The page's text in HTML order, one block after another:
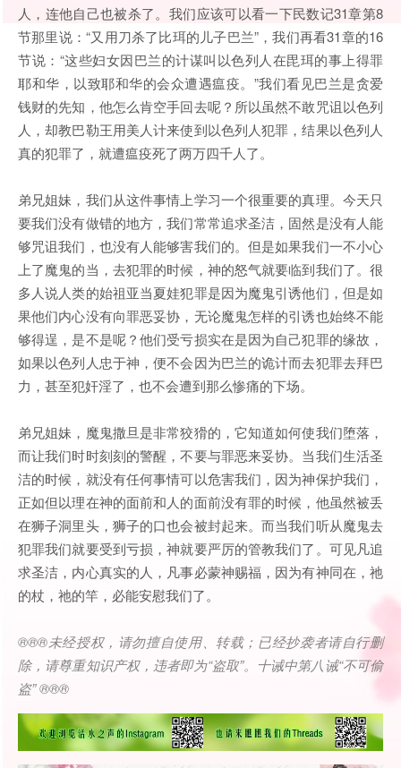
人，连他自己也被杀了。我们应该可以看一下民数记31章第8
节那里说：“又用刀杀了比珥的儿子巴兰”，我们再看31章的16
节说：“这些妇女因巴兰的计谋叫以色列人在毘珥的事上得罪
耶和华，以致耶和华的会众遭遇瘟疫。”我们看见巴兰是贪爱
钱财的先知，他怎么肯空手回去呢？所以虽然不敢咒诅以色列
人，却教巴勒王用美人计来使到以色列人犯罪，结果以色列人
真的犯罪了，就遭瘟疫死了两万四千人了。
弟兄姐妹，我们从这件事情上学习一个很重要的真理。今天只
要我们没有做错的地方，我们常常追求圣洁，固然是没有人能
够咒诅我们，也没有人能够害我们的。但是如果我们一不小心
上了魔鬼的当，去犯罪的时候，神的怒气就要临到我们了。很
多人说人类的始祖亚当夏娃犯罪是因为魔鬼引诱他们，但是如
果他们内心没有向罪恶妥协，无论魔鬼怎样的引诱也始终不能
够得逞，是不是呢？他们受亏损实在是因为自己犯罪的缘故，
如果以色列人忠于神，便不会因为巴兰的诡计而去犯罪去拜巴
力，甚至犯奸淫了，也不会遭到那么惨痛的下场。
弟兄姐妹，魔鬼撒旦是非常狡猾的，它知道如何使我们堕落，
而让我们时时刻刻的警醒，不要与罪恶来妥协。当我们生活圣
洁的时候，就没有任何事情可以危害我们，因为神保护我们，
正如但以理在神的面前和人的面前没有罪的时候，他虽然被丢
在狮子洞里头，狮子的口也会被封起来。而当我们听从魔鬼去
犯罪我们就要受到亏损，神就要严厉的管教我们了。可见凡追
求圣洁，内心真实的人，凡事必蒙神赐福，因为有神同在，祂
的杖，祂的竿，必能安慰我们了。
®®®未经授权，请勿擅自使用、转载；已经抄袭者请自行删
除，请尊重知识产权，违者即为“盗取”。十诫中第八诫“不可偷
盗” ®®®